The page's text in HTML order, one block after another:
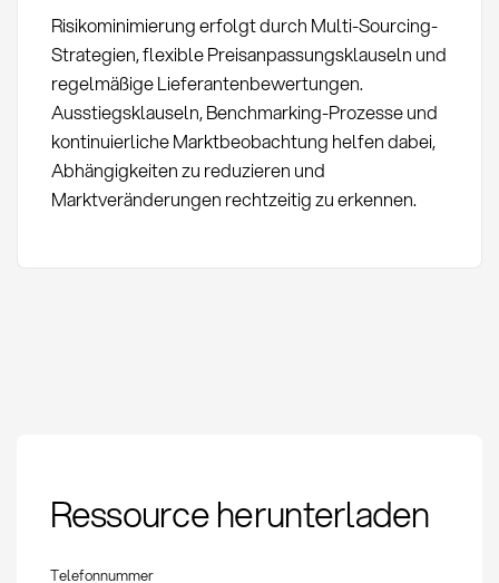
Risikominimierung erfolgt durch Multi-Sourcing-
Strategien, flexible Preisanpassungsklauseln und
regelmäßige Lieferantenbewertungen.
Ausstiegsklauseln, Benchmarking-Prozesse und
kontinuierliche Marktbeobachtung helfen dabei,
Abhängigkeiten zu reduzieren und
Marktveränderungen rechtzeitig zu erkennen.
Definition, Vorteile und
Anwendung im
Ressource herunterladen
Telefonnummer